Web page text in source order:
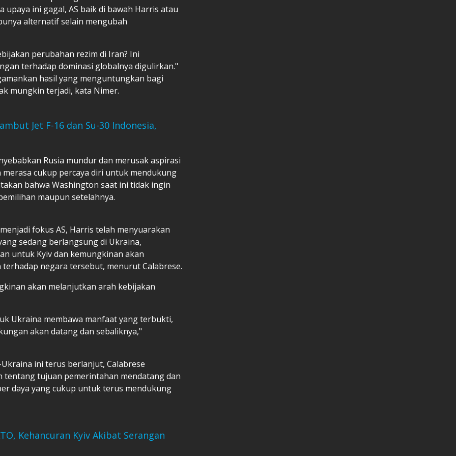
upaya ini gagal, AS baik di bawah Harris atau
alternatif selain mengubah
perubahan rezim di Iran? Ini
terhadap dominasi globalnya digulirkan."
hasil yang menguntungkan bagi
mungkin terjadi, kata Nimer.
Jet F-16 dan Su-30 Indonesia,
Rusia mundur dan merusak aspirasi
cukup percaya diri untuk mendukung
bahwa Washington saat ini tidak ingin
maupun setelahnya.
fokus AS, Harris telah menyuarakan
sedang berlangsung di Ukraina,
untuk Kyiv dan kemungkinan akan
negara tersebut, menurut Calabrese.
akan melanjutkan arah kebijakan
Ukraina membawa manfaat yang terbukti,
akan datang dan sebaliknya,"
ini terus berlanjut, Calabrese
tentang tujuan pemerintahan mendatang dan
daya yang cukup untuk terus mendukung
Kehancuran Kyiv Akibat Serangan